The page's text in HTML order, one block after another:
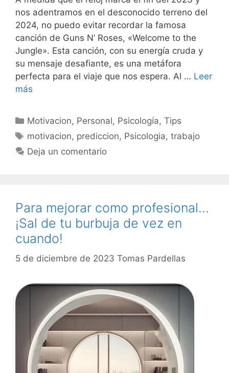
nos adentramos en el desconocido terreno del
2024, no puedo evitar recordar la famosa
canción de Guns N’ Roses, «Welcome to the
Jungle». Esta canción, con su energía cruda y
su mensaje desafiante, es una metáfora
perfecta para el viaje que nos espera. Al … Leer
más
Categorías
Motivacion, Personal, Psicología,Tips
Etiquetas
motivacion, prediccion, Psicologia,trabajo
Deja un comentario
Para mejorar como profesional…
¡Sal de tu burbuja de vez en
cuando!
5 de diciembre de 2023 Tomas Pardellas